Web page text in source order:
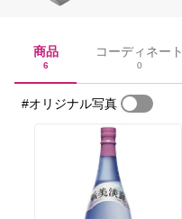
商品
6
コーディネート
0
#オリジナル写真